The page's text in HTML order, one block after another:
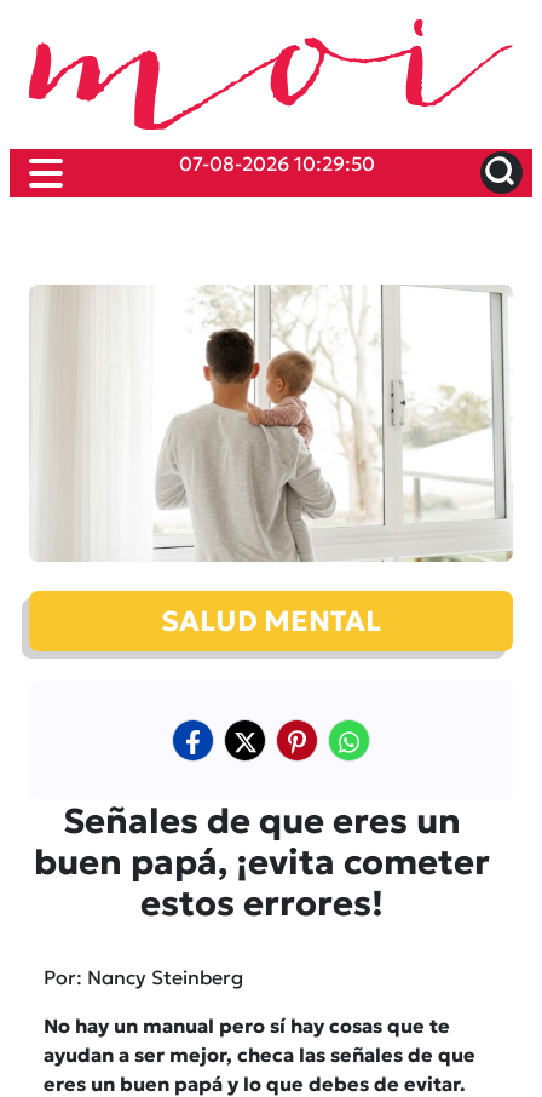
07-08-2026 10:29:50
SALUD MENTAL
Señales de que eres un
buen papá, ¡evita cometer
estos errores!
Por: Nancy Steinberg
No hay un manual pero sí hay cosas que te
ayudan a ser mejor, checa las señales de que
eres un buen papá y lo que debes de evitar.